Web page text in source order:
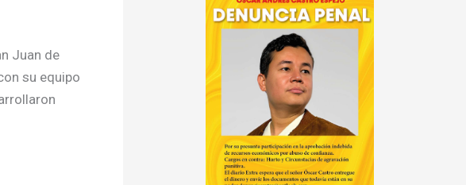
Juan de
su equipo